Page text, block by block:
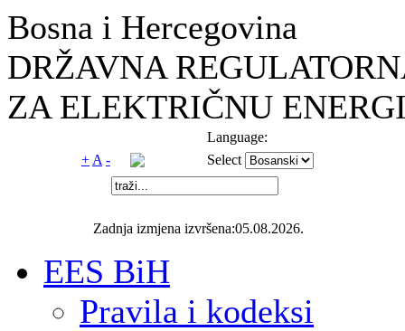
Bosna i Hercegovina
DRŽAVNA
ZA ELEKTRIČNU
Language:
+ A - Select
Zadnja izmjena izvršena:05.08.2026.
EES BiH
Pravila i kodeksi